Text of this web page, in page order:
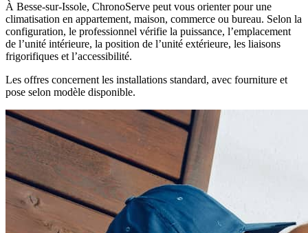
À Besse-sur-Issole, ChronoServe peut vous orienter pour une
climatisation en appartement, maison, commerce ou bureau. Selon la
configuration, le professionnel vérifie la puissance, l’emplacement
de l’unité intérieure, la position de l’unité extérieure, les liaisons
frigorifiques et l’accessibilité.
Les offres concernent les installations standard, avec fourniture et
pose selon modèle disponible.